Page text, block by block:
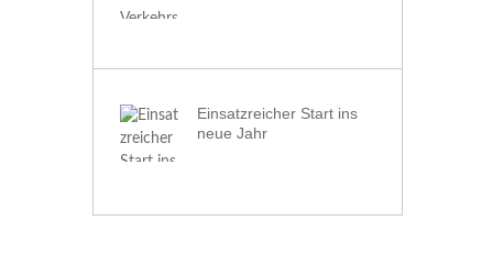
Einsatzreicher Start ins
neue Jahr